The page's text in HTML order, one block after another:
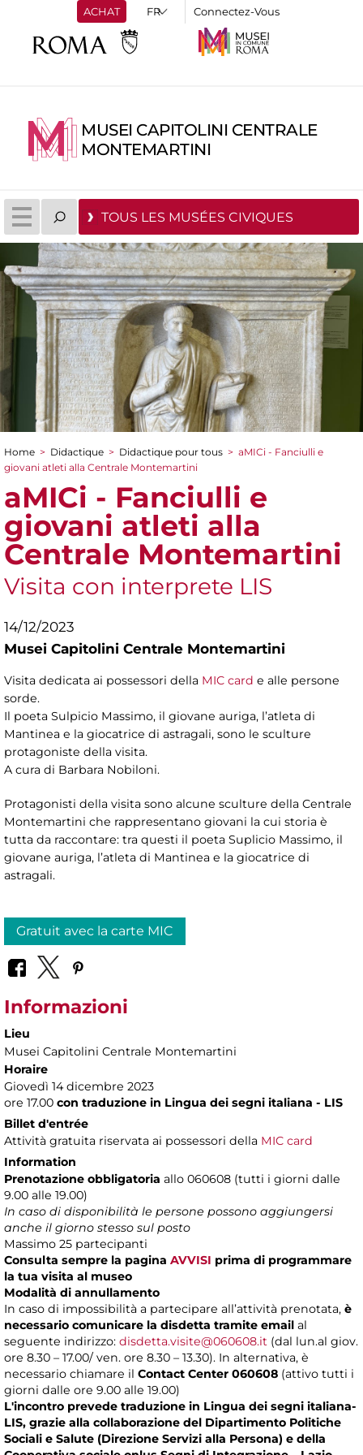
ACHAT Connectez-Vous
MUSEI CAPITOLINI CENTRALE
MONTEMARTINI
TOUS LES MUSÉES CIVIQUES
You are here
Home > Didactique > Didactique pour tous > aMICi - Fanciulli e
giovani atleti alla Centrale Montemartini
aMICi - Fanciulli e
giovani atleti alla
Centrale Montemartini
Visita con interprete LIS
14/12/2023
Musei Capitolini Centrale Montemartini
Visita dedicata ai possessori della MIC card e alle persone
sorde.
Il poeta Sulpicio Massimo, il giovane auriga, l’atleta di
Mantinea e la giocatrice di astragali, sono le sculture
protagoniste della visita.
A cura di Barbara Nobiloni.
Protagonisti della visita sono alcune sculture della Centrale
Montemartini che rappresentano giovani la cui storia è
tutta da raccontare: tra questi il poeta Suplicio Massimo, il
giovane auriga, l’atleta di Mantinea e la giocatrice di
astragali.
Gratuit avec la carte MIC
Informazioni
Lieu
Musei Capitolini Centrale Montemartini
Horaire
Giovedì 14 dicembre 2023
ore 17.00 con traduzione in Lingua dei segni italiana - LIS
Billet d'entrée
Attività gratuita riservata ai possessori della MIC card
Information
Prenotazione obbligatoria allo 060608 (tutti i giorni dalle
9.00 alle 19.00)
In caso di disponibilità le persone possono aggiungersi
anche il giorno stesso sul posto
Massimo 25 partecipanti
Consulta sempre la pagina AVVISI prima di programmare
la tua visita al museo
Modalità di annullamento
In caso di impossibilità a partecipare all’attività prenotata, è
necessario comunicare la disdetta tramite email al
seguente indirizzo: disdetta.visite@060608.it (dal lun.al giov.
ore 8.30 – 17.00/ ven. ore 8.30 – 13.30). In alternativa, è
necessario chiamare il Contact Center 060608 (attivo tutti i
giorni dalle ore 9.00 alle 19.00)
L'incontro prevede traduzione in Lingua dei segni italiana-
LIS, grazie alla collaborazione del Dipartimento Politiche
Sociali e Salute (Direzione Servizi alla Persona) e della